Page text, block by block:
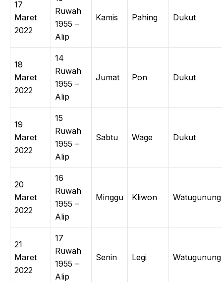
17
Maret
2022
Ruwah
1955 –
Alip
Kamis Pahing Dukut
18
Maret
2022
14
Ruwah
1955 –
Alip
Jumat Pon Dukut
19
Maret
2022
15
Ruwah
1955 –
Alip
Sabtu Wage Dukut
20
Maret
2022
16
Ruwah
1955 –
Alip
Minggu Kliwon Watugunung
21
Maret
2022
17
Ruwah
1955 –
Alip
Senin Legi Watugunung